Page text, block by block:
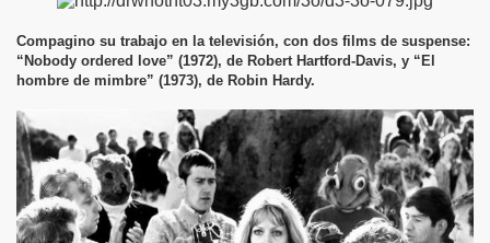
Compagino su trabajo en la televisión, con dos films de suspense:
“Nobody ordered love” (1972), de Robert Hartford-Davis, y “El
hombre de mimbre” (1973), de Robin Hardy.